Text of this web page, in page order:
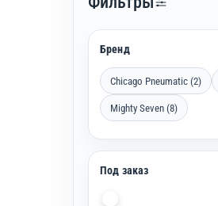
Бренд
Chicago Pneumatic (2)
Mighty Seven (8)
Под заказ